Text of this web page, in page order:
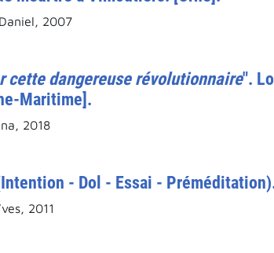
2007
cette dangereuse révolutionnaire".
Maritime].
2018
- Dol - Essai -
2011